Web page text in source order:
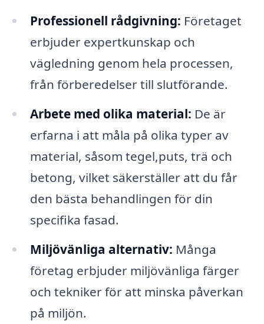
Professionell rådgivning: Företaget
erbjuder expertkunskap och
vägledning genom hela processen,
från förberedelser till slutförande.
Arbete med olika material: De är
erfarna i att måla på olika typer av
material, såsom tegel,puts, trä och
betong, vilket säkerställer att du får
den bästa behandlingen för din
specifika fasad.
Miljövänliga alternativ: Många
företag erbjuder miljövänliga färger
och tekniker för att minska påverkan
på miljön.